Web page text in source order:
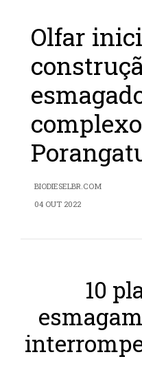
Olfar
BIODIESELBR.COM
04 OUT 2022
10